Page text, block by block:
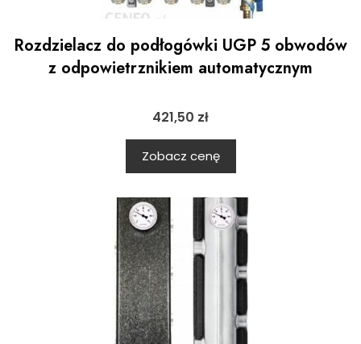
Rozdzielacz do podłogówki UGP 5 obwodów
z odpowietrznikiem automatycznym
421,50 zł
Zobacz cenę